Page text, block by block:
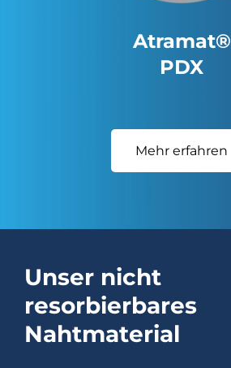
Atramat®
PDX
Mehr erfahren
Unser nicht
resorbierbares
Nahtmaterial